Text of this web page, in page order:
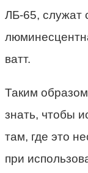
ЛБ-65, служат
ватт.
Таким
знать, чтобы
там, где это
при